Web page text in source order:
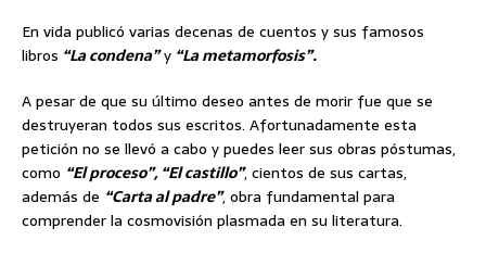
En vida publicó varias decenas de cuentos y sus famosos
libros “La condena”y “La metamorfosis”.
A pesar de que su último deseo antes de morir fue que se
destruyeran todos sus escritos. Afortunadamente esta
petición no se llevó a cabo y puedes leer sus obras póstumas,
como “El proceso”, “El castillo”, cientos de sus cartas,
además de “Carta al padre”, obra fundamental para
comprender la cosmovisión plasmada en su literatura.